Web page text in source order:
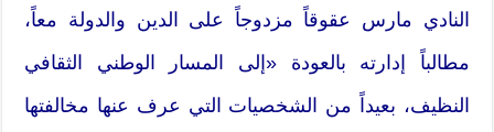
النادي مارس عقوقاً مزدوجاً على الدين والدولة معاً،
مطالباً إدارته بالعودة «إلى المسار الوطني الثقافي
النظيف، بعيداً من الشخصيات التي عرف عنها مخالفتها